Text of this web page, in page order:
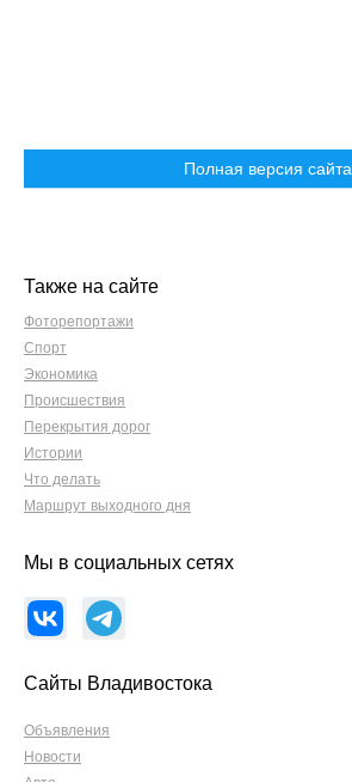
Полная версия сайта
Также на сайте
Фоторепортажи
Спорт
Экономика
Происшествия
Перекрытия дорог
Истории
Что делать
Маршрут выходного дня
Мы в социальных сетях
Сайты Владивостока
Объявления
Новости